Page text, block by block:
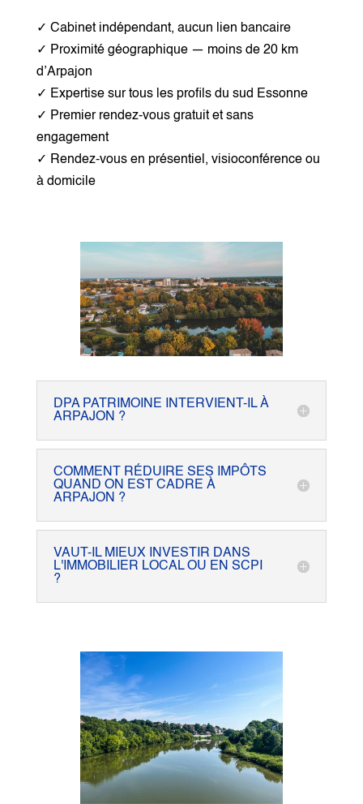
✓ Cabinet indépendant, aucun lien bancaire
✓ Proximité géographique — moins de 20 km
d’Arpajon
✓ Expertise sur tous les profils du sud Essonne
✓ Premier rendez-vous gratuit et sans
engagement
✓ Rendez-vous en présentiel, visioconférence ou
à domicile
DPA PATRIMOINE INTERVIENT-IL À
ARPAJON ?
COMMENT RÉDUIRE SES IMPÔTS
QUAND ON EST CADRE À
ARPAJON ?
VAUT-IL MIEUX INVESTIR DANS
L'IMMOBILIER LOCAL OU EN SCPI
?